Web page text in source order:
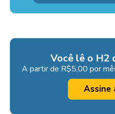
Você lê o H2
A partir de R$5,00 por
Assine